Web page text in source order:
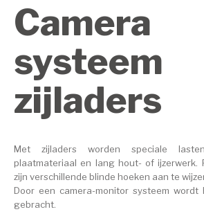
Camera
systeem
zijladers
Met zijladers worden speciale
plaatmateriaal en lang hout- of ijzerwerk.
zijn verschillende blinde hoeken aan te
Door een camera-monitor systeem
gebracht.